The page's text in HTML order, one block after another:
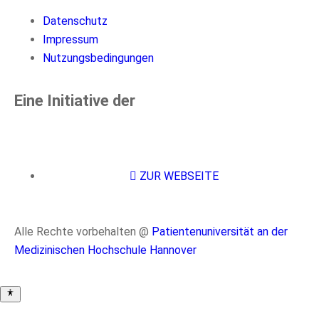
Datenschutz
Impressum
Nutzungsbedingungen
Eine Initiative der
ZUR WEBSEITE
Alle Rechte vorbehalten @ Patientenuniversität an der
Medizinischen Hochschule Hannover